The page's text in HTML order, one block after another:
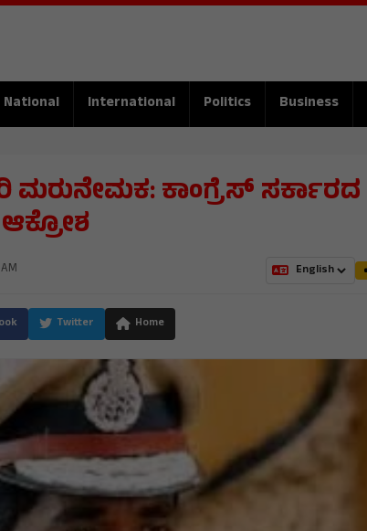
National International Politics Business
ಕಾಂಗ್ರೆಸ್ ಸರ್ಕಾರದ
Twitter Home